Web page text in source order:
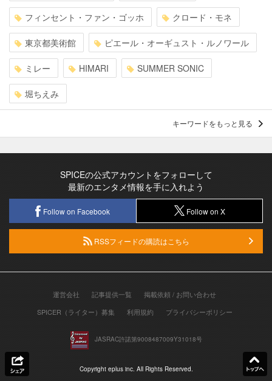
フィンセント・ファン・ゴッホ クロード・モネ
東京都美術館 ピエール・オーギュスト・ルノワール
ミレー HIMARI SUMMER SONIC
堀ちえみ
キーワードをもっと見る
SPICEの公式アカウントをフォローして
最新のエンタメ情報を手に入れよう
Follow on Facebook Follow on X
RSSフィードの購読はこちら
運営会社 記事提供一覧
掲載依頼 / お問い合わせ
SPICER（ライター）募集
利用規約 プライバシーポリシー
JASRAC許諾第9008487009Y31018号
Copyright eplus inc. All Rights Reserved.